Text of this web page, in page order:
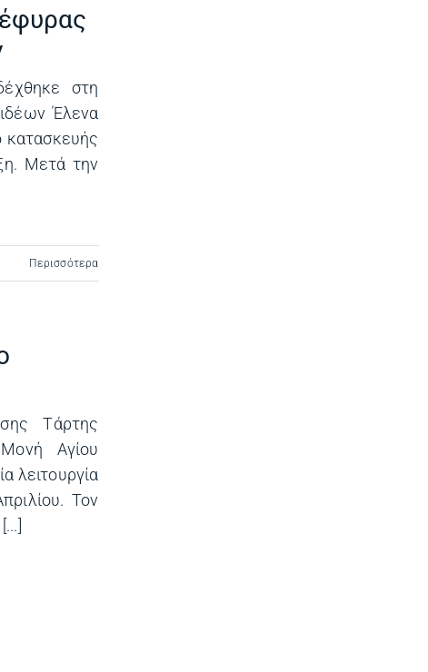
στη
Έλενα
κατασκευής
Μετά την
Περισσότερα
Τάρτης
Αγίου
λειτουργία
Τον